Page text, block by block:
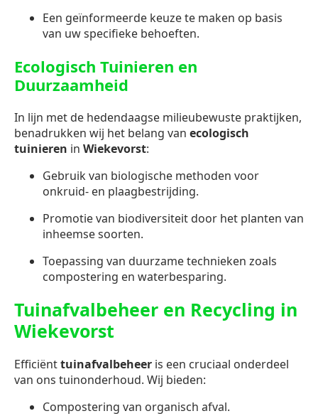
Een geïnformeerde keuze te maken op basis
van uw specifieke behoeften.
Ecologisch Tuinieren en
Duurzaamheid
In lijn met de hedendaagse milieubewuste praktijken,
benadrukken wij het belang van ecologisch
tuinieren in Wiekevorst:
Gebruik van biologische methoden voor
onkruid- en plaagbestrijding.
Promotie van biodiversiteit door het planten van
inheemse soorten.
Toepassing van duurzame technieken zoals
compostering en waterbesparing.
Tuinafvalbeheer en Recycling in
Wiekevorst
Efficiënttuinafvalbeheer is een cruciaal onderdeel
van ons tuinonderhoud. Wij bieden:
Compostering van organisch afval.